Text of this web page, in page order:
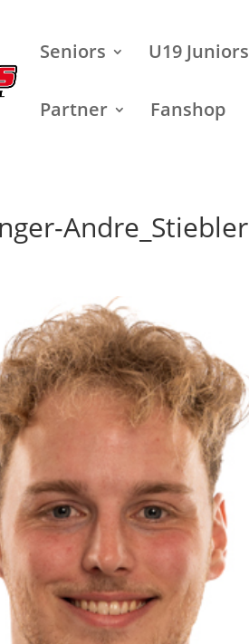
Seniors U19 Juniors
Partner Fanshop
Andre_Stiebler